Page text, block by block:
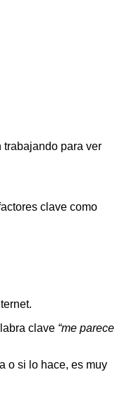
para ver
clave como
clave “me parece
o si lo hace, es muy